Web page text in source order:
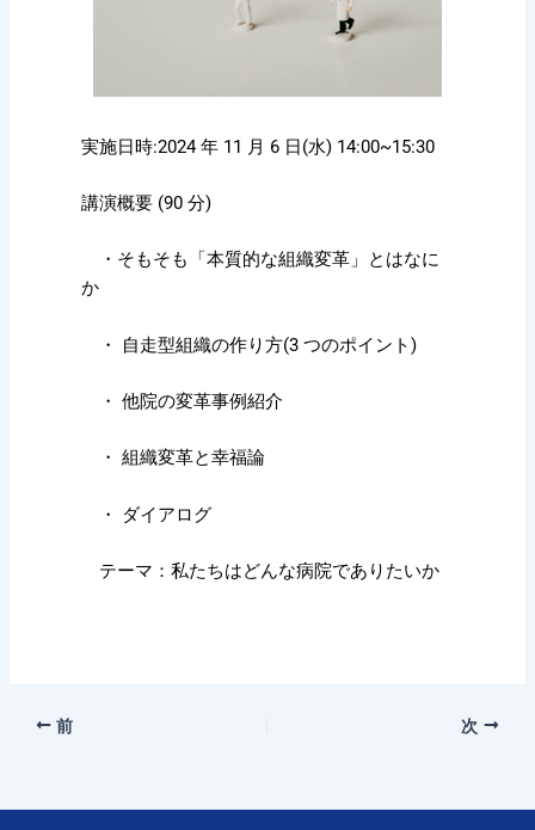
実施日時:2024 年 11 月 6 日(水) 14:00~15:30
講演概要 (90 分)
・そもそも「本質的な組織変革」とはなに
か
・ 自走型組織の作り方(3 つのポイント)
・ 他院の変革事例紹介
・ 組織変革と幸福論
・ ダイアログ
テーマ：私たちはどんな病院でありたいか
前 次